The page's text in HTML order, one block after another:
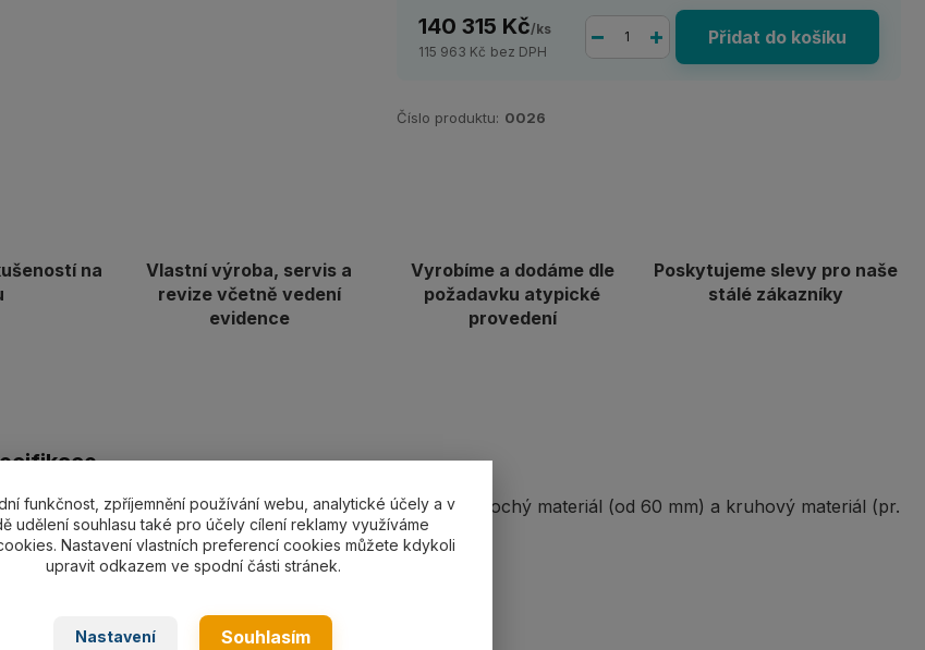
140 315 Kč/ks
115 963 Kč bez DPH
Přidat do košíku
Číslo produktu: 0026
na
Vlastní výroba, servis a
revize včetně vedení
evidence
Vyrobíme a dodáme dle
požadavku atypické
provedení
Poskytujeme slevy pro naše
stálé zákazníky
magnet CPLM30 s nosností 3000 kg/1500 kg na plochý materiál (od 60 mm) a kruhový materiál (pr.
160 kg.
funkčnost, zpříjemnění používání webu, analytické účely a v
udělení souhlasu také pro účely cílení reklamy využíváme
Nastavení vlastních preferencí cookies můžete kdykoli
upravit odkazem ve spodní části stránek.
Nastavení Souhlasím